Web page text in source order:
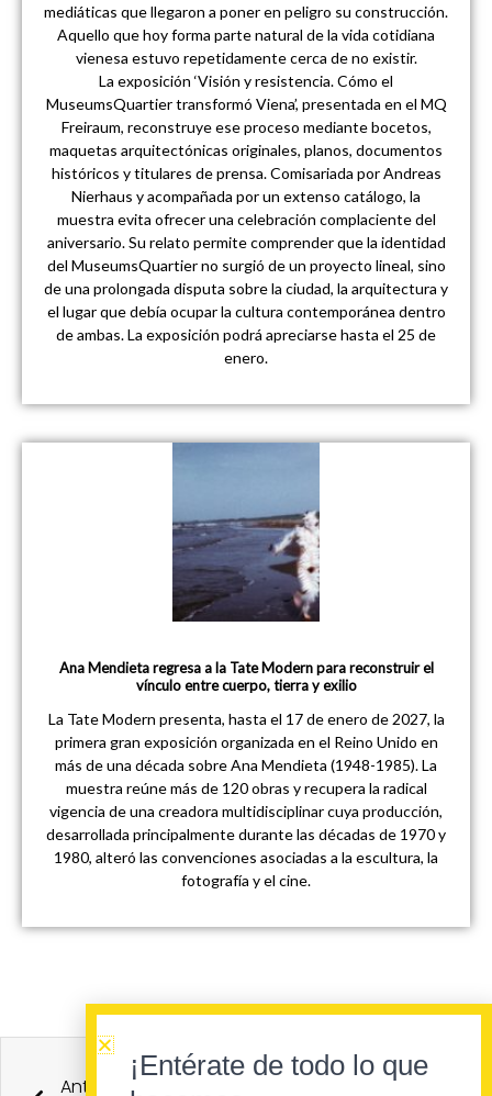
mediáticas que llegaron a poner en peligro su construcción.
Aquello que hoy forma parte natural de la vida cotidiana
vienesa estuvo repetidamente cerca de no existir.
La exposición ‘Visión y resistencia. Cómo el
MuseumsQuartier transformó Viena’, presentada en el MQ
Freiraum, reconstruye ese proceso mediante bocetos,
maquetas arquitectónicas originales, planos, documentos
históricos y titulares de prensa. Comisariada por Andreas
Nierhaus y acompañada por un extenso catálogo, la
muestra evita ofrecer una celebración complaciente del
aniversario. Su relato permite comprender que la identidad
del MuseumsQuartier no surgió de un proyecto lineal, sino
de una prolongada disputa sobre la ciudad, la arquitectura y
el lugar que debía ocupar la cultura contemporánea dentro
de ambas. La exposición podrá apreciarse hasta el 25 de
enero.
Ana Mendieta regresa a la Tate Modern para reconstruir el
vínculo entre cuerpo, tierra y exilio
La Tate Modern presenta, hasta el 17 de enero de 2027, la
primera gran exposición organizada en el Reino Unido en
más de una década sobre Ana Mendieta (1948-1985). La
muestra reúne más de 120 obras y recupera la radical
vigencia de una creadora multidisciplinar cuya producción,
desarrollada principalmente durante las décadas de 1970 y
1980, alteró las convenciones asociadas a la escultura, la
fotografía y el cine.
Anterior Siguiente
¡Entérate de todo lo que